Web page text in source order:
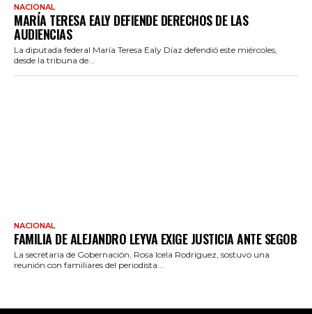
NACIONAL
MARÍA TERESA EALY DEFIENDE DERECHOS DE LAS
AUDIENCIAS
La diputada federal María Teresa Ealy Díaz defendió este miércoles,
desde la tribuna de...
NACIONAL
FAMILIA DE ALEJANDRO LEYVA EXIGE JUSTICIA ANTE SEGOB
La secretaria de Gobernación, Rosa Icela Rodríguez, sostuvo una
reunión con familiares del periodista...